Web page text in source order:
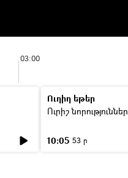
03:00
Ուղիղ եթեր
Ուրիշ նորություններ
10:05 53 ր